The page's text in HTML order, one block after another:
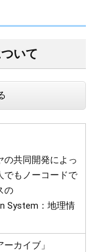
いて
の共同開発によっ
でもノーコードで
の
System：地理情
カイブ」